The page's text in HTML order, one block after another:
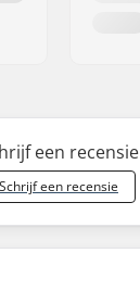
een recensie
Schrijf een recensie